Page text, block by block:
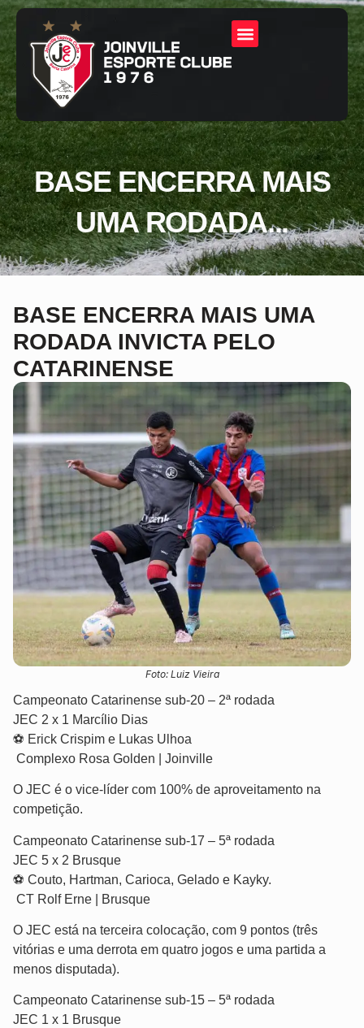
BASE ENCERRA MAIS
UMA RODADA...
BASE ENCERRA MAIS UMA
RODADA INVICTA PELO
CATARINENSE
Foto: Luiz Vieira
Campeonato Catarinense sub-20 – 2ª rodada
JEC 2 x 1 Marcílio Dias
⚽️ Erick Crispim e Lukas Ulhoa
️ Complexo Rosa Golden | Joinville
O JEC é o vice-líder com 100% de aproveitamento na
competição.
Campeonato Catarinense sub-17 – 5ª rodada
JEC 5 x 2 Brusque
⚽️ Couto, Hartman, Carioca, Gelado e Kayky.
️ CT Rolf Erne | Brusque
O JEC está na terceira colocação, com 9 pontos (três
vitórias e uma derrota em quatro jogos e uma partida a
menos disputada).
Campeonato Catarinense sub-15 – 5ª rodada
JEC 1 x 1 Brusque